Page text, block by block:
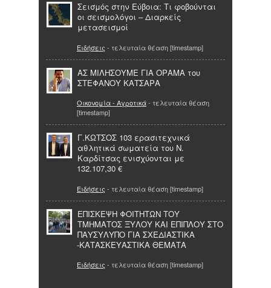
Σεισμός στην Εύβοια: Τι φοβούνται
οι σεισμολόγοι – Διαρκείς
μετασεισμοί
Ειδήσεις - τελευταία θέαση [timestamp]
ΑΣ ΜΙΛΗΣΟΥΜΕ ΓΙΑ ΟΡΑΜΑ του
ΣΤΕΦΑΝΟΥ ΚΑΤΣΑΡΑ
Οικονομία - Αγροτικά- τελευταία θέαση
[timestamp]
Γ.ΚΩΤΣΟΣ 103 ερασιτεχνικά
αθλητικά σωματεία του Ν.
Καρδίτσας ενισχύονται με
132.107,30 €
Ειδήσεις - τελευταία θέαση [timestamp]
ΕΠΙΣΚΕΨΗ ΦΟΙΤΗΤΩΝ ΤΟΥ
ΤΜΗΜΑΤΟΣ ΞΥΛΟΥ ΚΑΙ ΕΠΙΠΛΟΥ ΣΤΟ
ΠΑΥΣΥΛΥΠΟ ΓΙΑ ΣΧΕΔΙΑΣΤΙΚΑ
-ΚΑΤΑΣΚΕΥΑΣΤΙΚΑ ΘΕΜΑΤΑ
Ειδήσεις - τελευταία θέαση [timestamp]